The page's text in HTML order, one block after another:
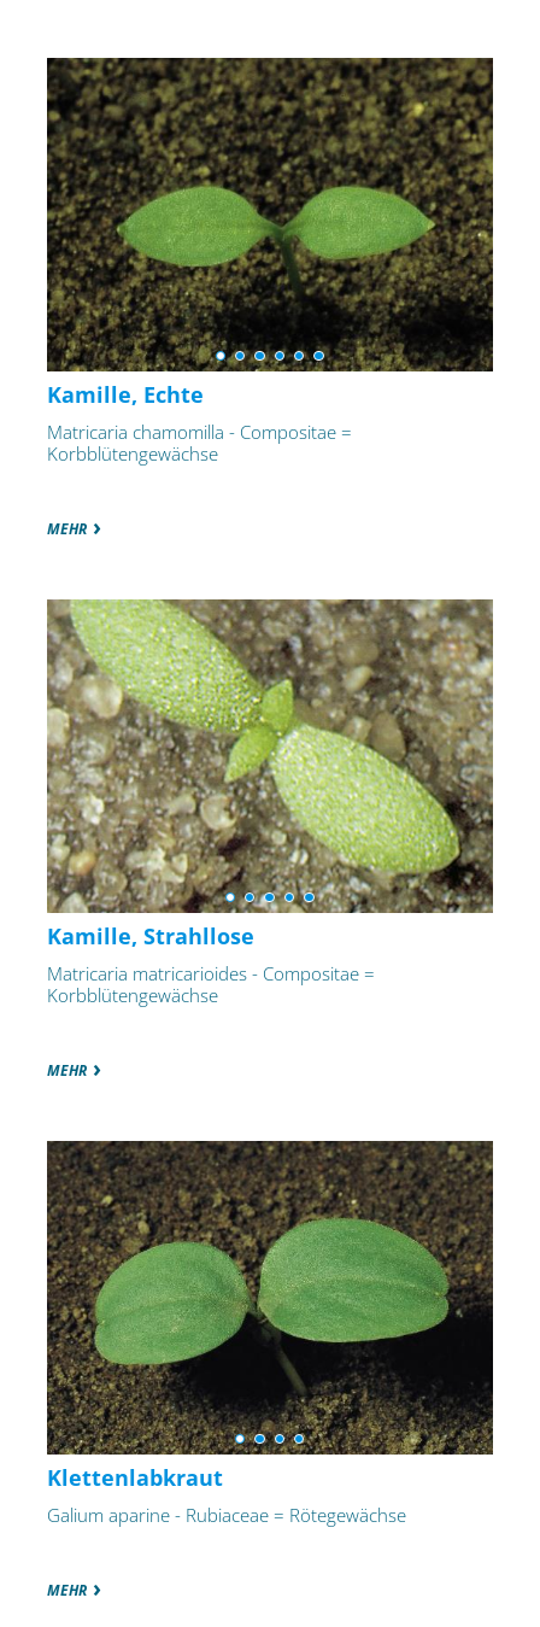
Kamille, Echte
Matricaria chamomilla - Compositae =
Korbblütengewächse
MEHR
Kamille, Strahllose
Matricaria matricarioides - Compositae =
Korbblütengewächse
MEHR
Klettenlabkraut
Galium aparine - Rubiaceae = Rötegewächse
MEHR